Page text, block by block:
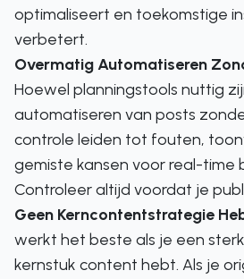
optimaliseert en toekomstige
verbetert.
Overmatig Automatiseren
Hoewel planningstools nuttig
automatiseren van posts
controle leiden tot fouten,
gemiste kansen voor real-time
Controleer altijd voordat je
Geen Kerncontentstrategie
werkt het beste als je een
kernstuk content hebt. Als je